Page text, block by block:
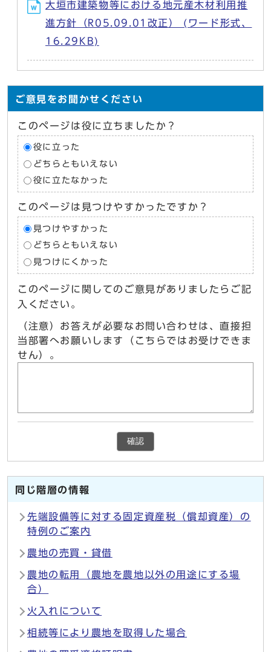
大垣市建築物等における地元産木材利用推
進方針（R05.09.01改正） (ワード形式、
16.29KB)
ご意見をお聞かせください
このページは役に立ちましたか？
役に立った
どちらともいえない
役に立たなかった
このページは見つけやすかったですか？
見つけやすかった
どちらともいえない
見つけにくかった
このページに関してのご意見がありましたらご記
入ください。
（注意）お答えが必要なお問い合わせは、直接担
当部署へお願いします（こちらではお受けできま
せん）。
確認
同じ階層の情報
先端設備等に対する固定資産税（償却資産）の
特例のご案内
農地の売買・貸借
農地の転用（農地を農地以外の用途にする場
合）
火入れについて
相続等により農地を取得した場合